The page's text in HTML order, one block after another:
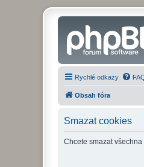
Rychlé odkazy
Obsah fóra
Smazat cookies
Chcete smazat